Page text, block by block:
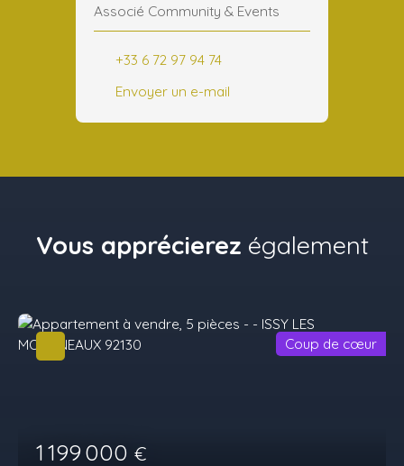
Associé Community & Events
+33 6 72 97 94 74
Envoyer un e-mail
Vous apprécierez également
1 199 000 €
Coup de cœur